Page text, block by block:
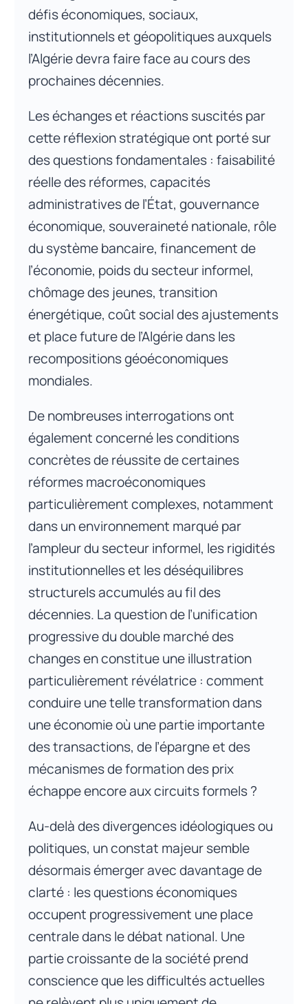
défis économiques, sociaux,
institutionnels et géopolitiques auxquels
l’Algérie devra faire face au cours des
prochaines décennies.
Les échanges et réactions suscités par
cette réflexion stratégique ont porté sur
des questions fondamentales : faisabilité
réelle des réformes, capacités
administratives de l’État, gouvernance
économique, souveraineté nationale, rôle
du système bancaire, financement de
l’économie, poids du secteur informel,
chômage des jeunes, transition
énergétique, coût social des ajustements
et place future de l’Algérie dans les
recompositions géoéconomiques
mondiales.
De nombreuses interrogations ont
également concerné les conditions
concrètes de réussite de certaines
réformes macroéconomiques
particulièrement complexes, notamment
dans un environnement marqué par
l’ampleur du secteur informel, les rigidités
institutionnelles et les déséquilibres
structurels accumulés au fil des
décennies. La question de l’unification
progressive du double marché des
changes en constitue une illustration
particulièrement révélatrice : comment
conduire une telle transformation dans
une économie où une partie importante
des transactions, de l’épargne et des
mécanismes de formation des prix
échappe encore aux circuits formels ?
Au-delà des divergences idéologiques ou
politiques, un constat majeur semble
désormais émerger avec davantage de
clarté : les questions économiques
occupent progressivement une place
centrale dans le débat national. Une
partie croissante de la société prend
conscience que les difficultés actuelles